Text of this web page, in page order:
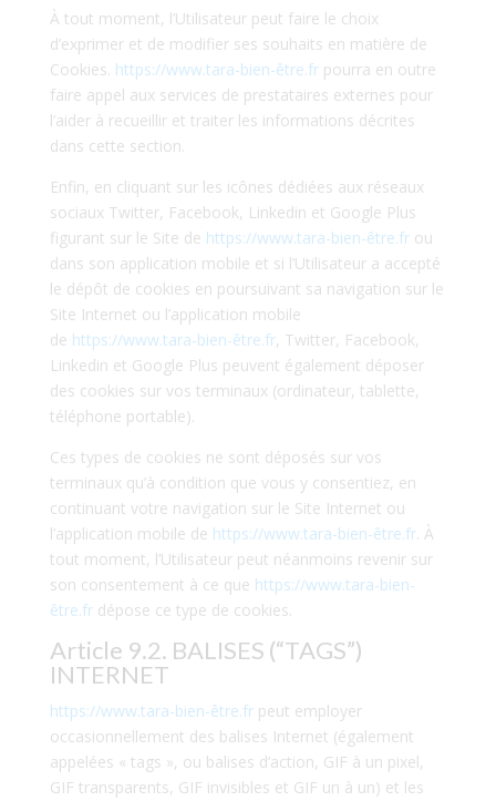
À tout moment, l’Utilisateur peut faire le choix
d’exprimer et de modifier ses souhaits en matière de
Cookies. https://www.tara-bien-être.frpourra en outre
faire appel aux services de prestataires externes pour
l’aider à recueillir et traiter les informations décrites
dans cette section.
Enfin, en cliquant sur les icônes dédiées aux réseaux
sociaux Twitter, Facebook, Linkedin et Google Plus
figurant sur le Site de https://www.tara-bien-être.frou
dans son application mobile et si l’Utilisateur a accepté
le dépôt de cookies en poursuivant sa navigation sur le
Site Internet ou l’application mobile
de https://www.tara-bien-être.fr, Twitter, Facebook,
Linkedin et Google Plus peuvent également déposer
des cookies sur vos terminaux (ordinateur, tablette,
téléphone portable).
Ces types de cookies ne sont déposés sur vos
terminaux qu’à condition que vous y consentiez, en
continuant votre navigation sur le Site Internet ou
l’application mobile de https://www.tara-bien-être.fr. À
tout moment, l’Utilisateur peut néanmoins revenir sur
son consentement à ce que https://www.tara-bien-
être.frdépose ce type de cookies.
Article 9.2. BALISES (“TAGS”)
INTERNET
https://www.tara-bien-être.frpeut employer
occasionnellement des balises Internet (également
appelées « tags », ou balises d’action, GIF à un pixel,
GIF transparents, GIF invisibles et GIF un à un) et les